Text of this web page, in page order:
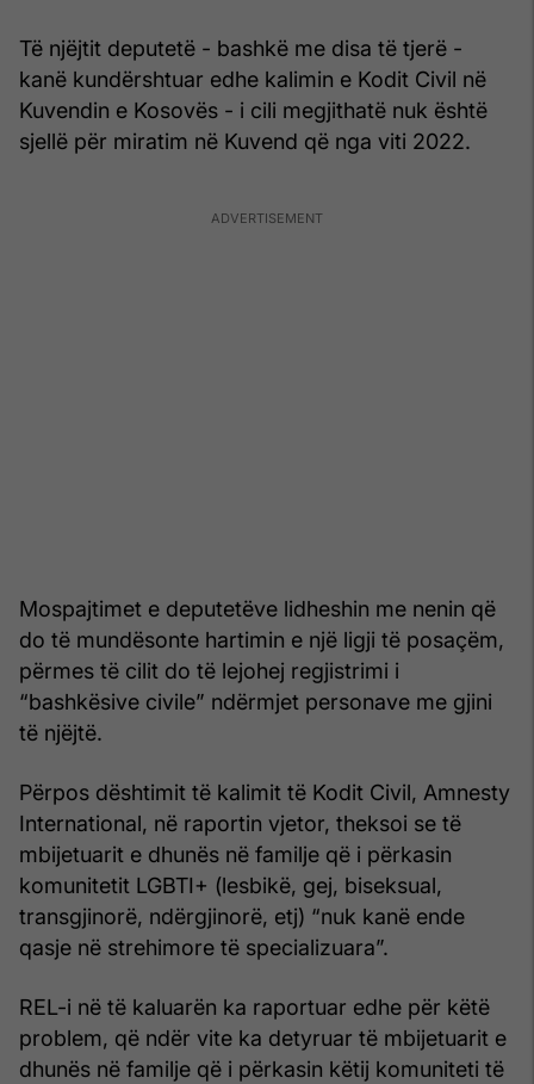
Të njëjtit deputetë - bashkë me disa të tjerë -
kanë kundërshtuar edhe kalimin e Kodit Civil në
Kuvendin e Kosovës - i cili megjithatë nuk është
sjellë për miratim në Kuvend që nga viti 2022.
Mospajtimet e deputetëve lidheshin me nenin që
do të mundësonte hartimin e një ligji të posaçëm,
përmes të cilit do të lejohej regjistrimi i
“bashkësive civile” ndërmjet personave me gjini
të njëjtë.
Përpos dështimit të kalimit të Kodit Civil, Amnesty
International, në raportin vjetor, theksoi se të
mbijetuarit e dhunës në familje që i përkasin
komunitetit LGBTI+ (lesbikë, gej, biseksual,
transgjinorë, ndërgjinorë, etj) “nuk kanë ende
qasje në strehimore të specializuara”.
REL-i në të kaluarën ka raportuar edhe për këtë
problem, që ndër vite ka detyruar të mbijetuarit e
dhunës në familje që i përkasin këtij komuniteti të